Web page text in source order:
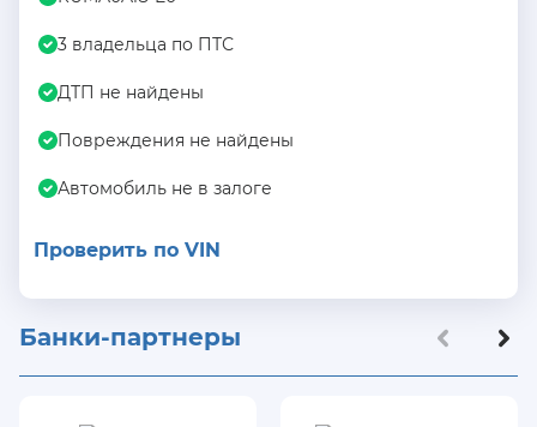
3 владельца по ПТС
ДТП не найдены
Повреждения не найдены
Автомобиль не в залоге
Проверить по VIN
Банки-партнеры